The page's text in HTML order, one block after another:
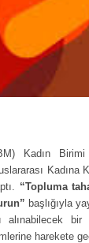
Kadın
Kadına
“Topluma
başlığıyla
alınabilecek
harekete